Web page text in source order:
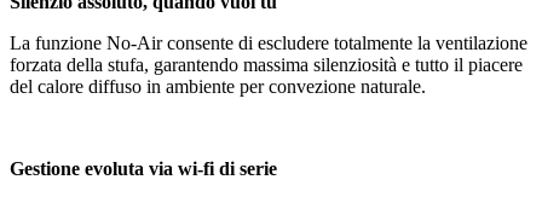
La funzione No-Air consente di escludere totalmente la ventilazione
forzata della stufa, garantendo massima silenziosità e tutto il piacere
del calore diffuso in ambiente per convezione naturale.
Gestione evoluta via wi-fi di serie